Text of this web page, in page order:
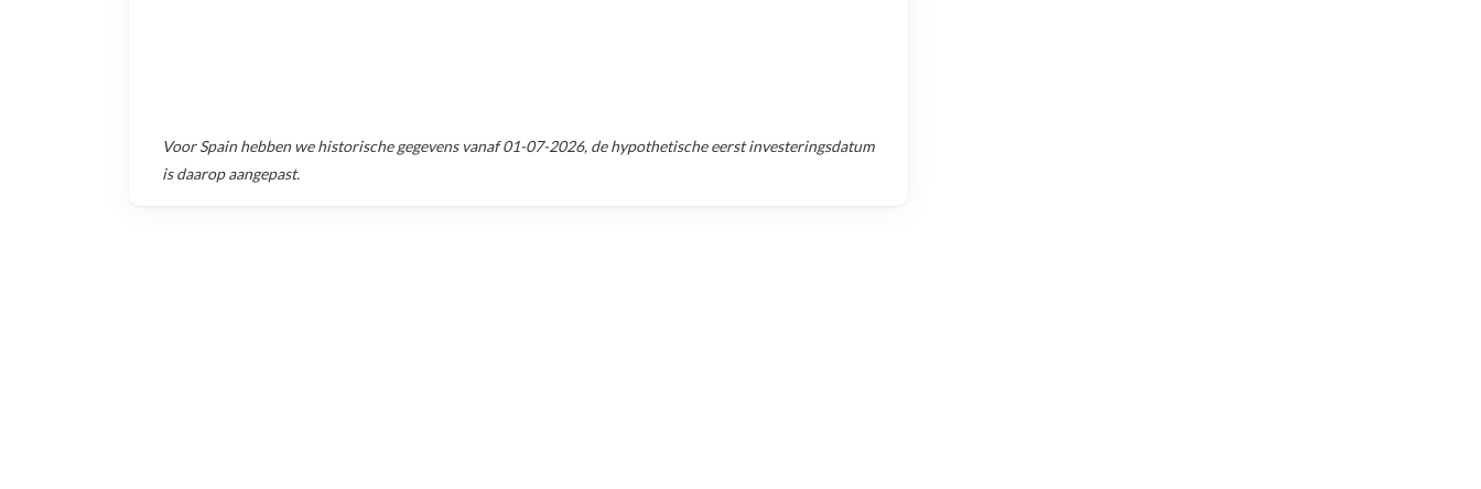
VoorSpainhebben we historische gegevens vanaf01-07-2026, de hypothetische eerst investeringsdatum
is daarop aangepast.